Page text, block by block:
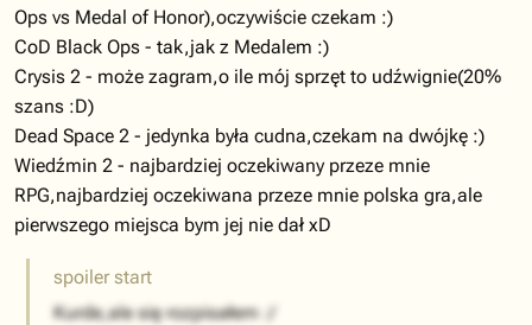
Ops vs Medal of Honor),oczywiście czekam :)
CoD Black Ops - tak,jak z Medalem :)
Crysis 2 - może zagram,o ile mój sprzęt to udźwignie(20%
szans :D)
Dead Space 2 - jedynka była cudna,czekam na dwójkę :)
Wiedźmin 2 - najbardziej oczekiwany przeze mnie
RPG,najbardziej oczekiwana przeze mnie polska gra,ale
pierwszego miejsca bym jej nie dał xD
spoiler start
Kurde,ale się rozpisałem :/